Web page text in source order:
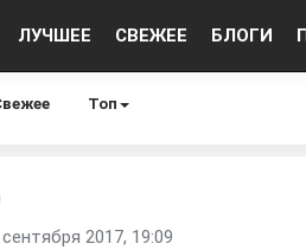
ЛУЧШЕЕ СВЕЖЕЕ БЛОГИ
Топ
2017, 19:09